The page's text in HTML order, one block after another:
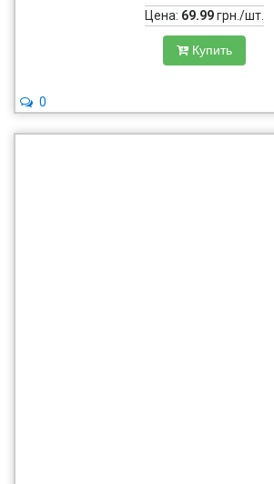
Цена: 69.99грн./шт.
Купить
0